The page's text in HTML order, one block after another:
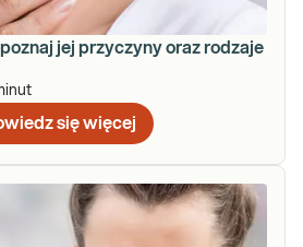
jej przyczyny oraz rodzaje
się więcej